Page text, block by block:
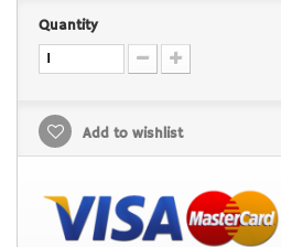
Quantity
Add to wishlist